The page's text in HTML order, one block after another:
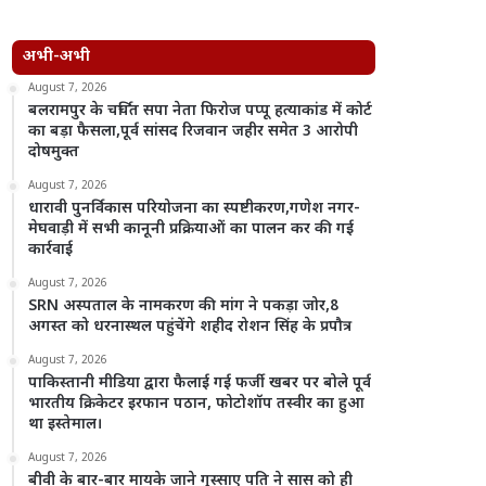
अभी-अभी
August 7, 2026
बलरामपुर के चर्चित सपा नेता फिरोज पप्पू हत्याकांड में कोर्ट
का बड़ा फैसला,पूर्व सांसद रिजवान जहीर समेत 3 आरोपी
दोषमुक्त
August 7, 2026
धारावी पुनर्विकास परियोजना का स्पष्टीकरण,गणेश नगर-
मेघवाड़ी में सभी कानूनी प्रक्रियाओं का पालन कर की गई
कार्रवाई
August 7, 2026
SRN अस्पताल के नामकरण की मांग ने पकड़ा जोर,8
अगस्त को धरनास्थल पहुंचेंगे शहीद रोशन सिंह के प्रपौत्र
August 7, 2026
पाकिस्तानी मीडिया द्वारा फैलाई गई फर्जी खबर पर बोले पूर्व
भारतीय क्रिकेटर इरफान पठान, फोटोशॉप तस्वीर का हुआ
था इस्तेमाल।
August 7, 2026
बीवी के बार-बार मायके जाने गुस्साए पति ने सास को ही